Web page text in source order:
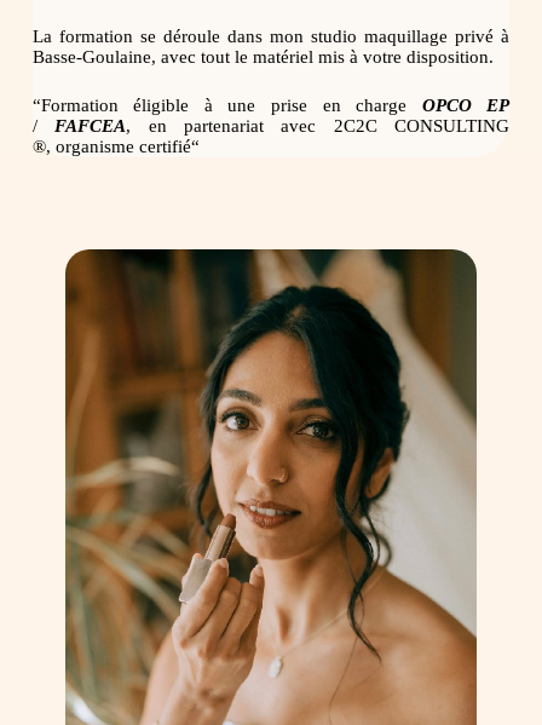
La formation se déroule dans mon studio maquillage privé à
Basse-Goulaine, avec tout le matériel mis à votre disposition.
“Formation éligible à une prise en charge OPCO EP
/ FAFCEA, en partenariat avec 2C2C CONSULTING
®, organisme certifié“